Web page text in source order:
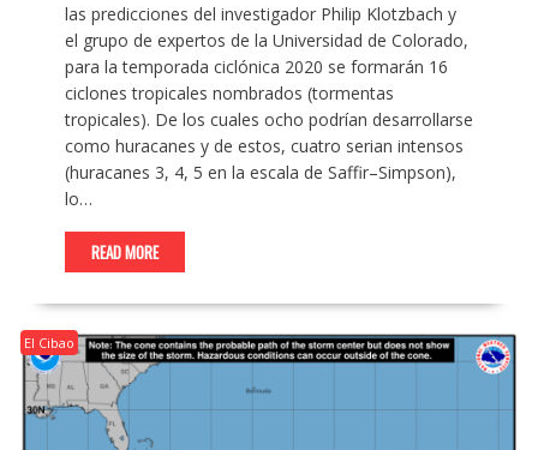
las predicciones del investigador Philip Klotzbach y
el grupo de expertos de la Universidad de Colorado,
para la temporada ciclónica 2020 se formarán 16
ciclones tropicales nombrados (tormentas
tropicales). De los cuales ocho podrían desarrollarse
como huracanes y de estos, cuatro serian intensos
(huracanes 3, 4, 5 en la escala de Saffir–Simpson),
lo…
READ MORE
El Cibao